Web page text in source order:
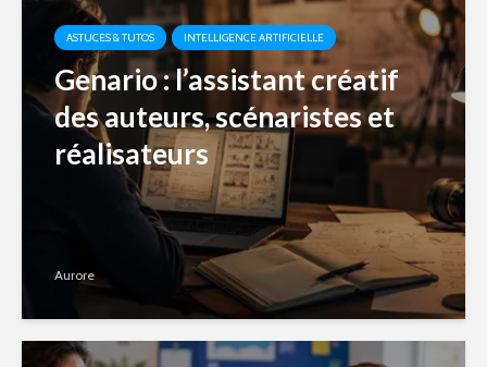
ASTUCES & TUTOS INTELLIGENCE ARTIFICIELLE
Genario : l’assistant créatif
des auteurs, scénaristes et
réalisateurs
Aurore